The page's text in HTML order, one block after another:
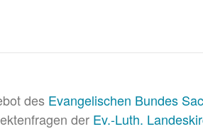
des Evangelischen Bundes
der Ev.-Luth.